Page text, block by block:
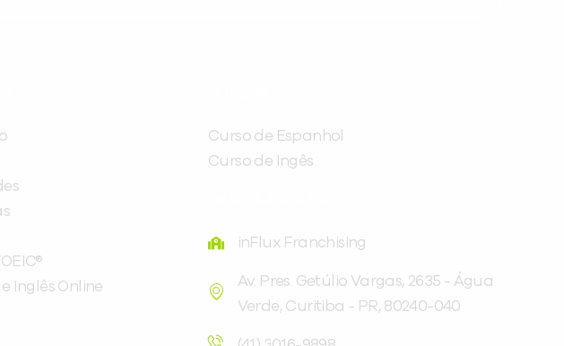
Inglês Online
Curso de Espanhol
Curso de Ingês
inFlux Franchising
Av. Pres. Getúlio Vargas, 2635 - Água
Verde, Curitiba - PR, 80240-040
Você é aluno inFlux?
Sim